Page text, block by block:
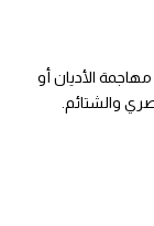
الأديان أو
والشتائم.